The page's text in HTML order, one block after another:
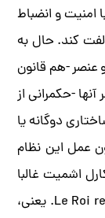
امنیت و انضباط
کند. حال به
عنصر -هم قانون
-حکمرانی از
دوگانه یا
عمل این نظام
اشمیت غالبا
نقل می‌کند: Le Roi reigne mail il ne gouverne pas. یعنی،